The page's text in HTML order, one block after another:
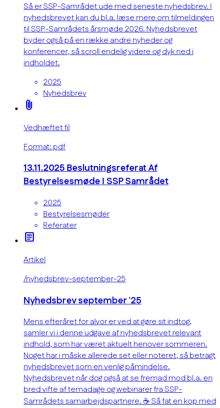
Så er SSP-Samrådet ude med seneste nyhedsbrev. I
nyhedsbrevet kan du bl.a. læse mere om tilmeldingen
til SSP-Samrådets årsmøde 2026. Nyhedsbrevet
byder også på en række andre nyheder og
konferencer, så scroll endelig videre og dyk ned i
indholdet.
2025
Nyhedsbrev
attach_file
Vedhæftet fil
Format: pdf
13.11.2025 Beslutningsreferat Af
Bestyrelsesmøde I SSP Samrådet
2025
Bestyrelsesmøder
Referater
article
Artikel
/nyhedsbrev-september-25
Nyhedsbrev september '25
Mens efteråret for alvor er ved at gøre sit indtog,
samler vi i denne udgave af nyhedsbrevet relevant
indhold, som har været aktuelt henover sommeren.
Noget har i måske allerede set eller noteret, så betragt
nyhedsbrevet som en venlig påmindelse.
Nyhedsbrevet når dog også at se fremad mod bl.a. en
bred vifte af temadage og webinarer fra SSP-
Samrådets samarbejdspartnere. ☕ Så fat en kop med